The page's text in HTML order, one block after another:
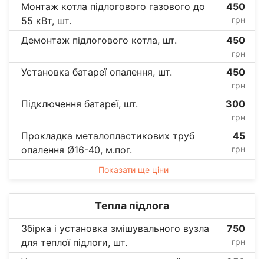
Монтаж котла підлогового газового до
55 кВт, шт.
450
грн
Демонтаж підлогового котла, шт. 450
грн
Установка батареї опалення, шт. 450
грн
Підключення батареї, шт. 300
грн
Прокладка металопластикових труб
опалення Ø16-40, м.пог.
45
грн
Показати ще ціни
Тепла підлога
Збірка і установка змішувального вузла
для теплої підлоги, шт.
750
грн